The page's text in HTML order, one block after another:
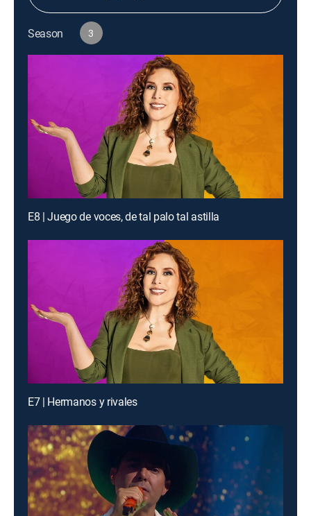
Season 3
E8 | Juego de voces, de tal palo tal astilla
E7 | Hermanos y rivales